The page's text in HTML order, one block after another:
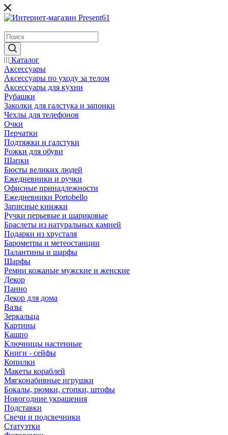
Каталог
Аксессуары
Аксессуары по уходу за телом
Аксессуары для кухни
Рубашки
Заколки для галстука и запонки
Чехлы для телефонов
Очки
Перчатки
Подтяжки и галстуки
Рожки для обуви
Шапки
Бюсты великих людей
Ежедневники и ручки
Офисные принадлежности
Ежедневники Portobello
Записные книжки
Ручки перьевые и шариковые
Браслеты из натуральных камней
Подарки из хрусталя
Барометры и метеостанции
Палантины и шарфы
Шарфы
Ремни кожаные мужские и женские
Декор
Панно
Декор для дома
Вазы
Зеркальца
Картины
Кашпо
Ключницы настенные
Книги - сейфы
Копилки
Макеты кораблей
Мягконабивные игрушки
Бокалы, рюмки, стопки, штофы
Новогодние украшения
Подставки
Свечи и подсвечники
Статуэтки